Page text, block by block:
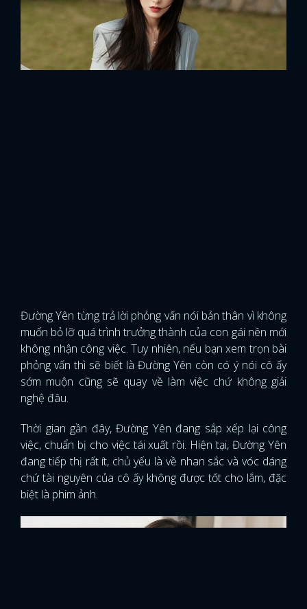
FACEBOOK GOOGLE
Đường Yên từng trả lời phỏng vấn nói bản thân vì không
muốn bỏ lỡ quá trình trưởng thành của con gái nên mới
không nhận công việc. Tuy nhiên, nếu bạn xem trọn bài
phỏng vấn thì sẽ biết là Đường Yên còn có ý nói cô ấy
sớm muộn cũng sẽ quay về làm việc chứ không giải
nghệ đâu.
Thời gian gần đây, Đường Yên đang sắp xếp lại công
việc, chuẩn bị cho việc tái xuất rồi. Hiện tại, Đường Yên
đang tiếp thị rất ít, chủ yếu là về nhan sắc và vóc dáng
chứ tài nguyên của cô ấy không được tốt cho lắm, đặc
biệt là phim ảnh.